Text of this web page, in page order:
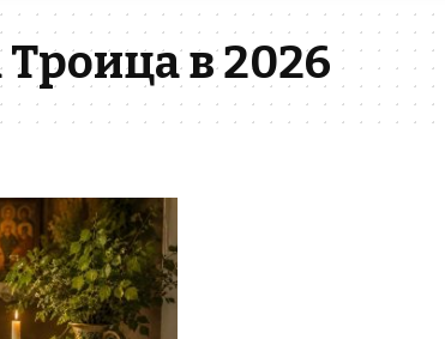
Троица в 2026